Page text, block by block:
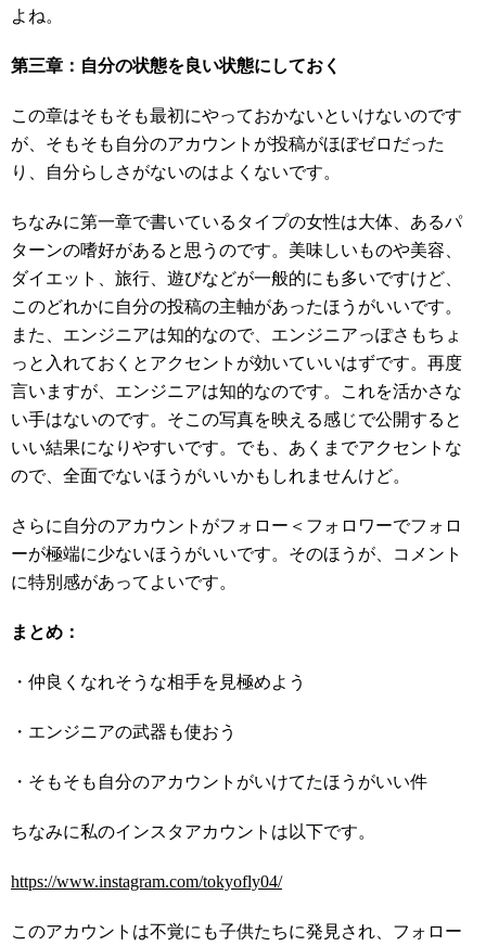
よね。
第三章：自分の状態を良い状態にしておく
この章はそもそも最初にやっておかないといけないのです
が、そもそも自分のアカウントが投稿がほぼゼロだった
り、自分らしさがないのはよくないです。
ちなみに第一章で書いているタイプの女性は大体、あるパ
ターンの嗜好があると思うのです。美味しいものや美容、
ダイエット、旅行、遊びなどが一般的にも多いですけど、
このどれかに自分の投稿の主軸があったほうがいいです。
また、エンジニアは知的なので、エンジニアっぽさもちょ
っと入れておくとアクセントが効いていいはずです。再度
言いますが、エンジニアは知的なのです。これを活かさな
い手はないのです。そこの写真を映える感じで公開すると
いい結果になりやすいです。でも、あくまでアクセントな
ので、全面でないほうがいいかもしれませんけど。
さらに自分のアカウントがフォロー＜フォロワーでフォロ
ーが極端に少ないほうがいいです。そのほうが、コメント
に特別感があってよいです。
まとめ：
・仲良くなれそうな相手を見極めよう
・エンジニアの武器も使おう
・そもそも自分のアカウントがいけてたほうがいい件
ちなみに私のインスタアカウントは以下です。
https://www.instagram.com/tokyofly04/
このアカウントは不覚にも子供たちに発見され、フォロー